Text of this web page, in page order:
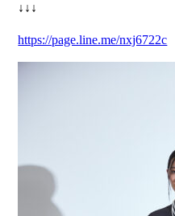
↓↓↓
https://page.line.me/nxj6722c